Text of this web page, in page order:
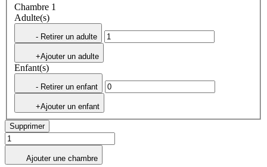
Chambre 1
Adulte(s)
- Retirer un adulte
+Ajouter un adulte
Enfant(s)
- Retirer un enfant
+Ajouter un enfant
Supprimer
Ajouter une chambre